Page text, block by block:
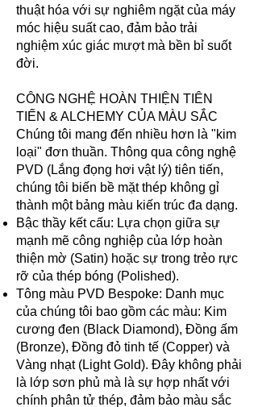
thuật hóa với sự nghiêm ngặt của máy
móc hiệu suất cao, đảm bảo trải
nghiệm xúc giác mượt mà bền bỉ suốt
đời.
CÔNG NGHỆ HOÀN THIỆN TIÊN
TIẾN & ALCHEMY CỦA MÀU SẮC
Chúng tôi mang đến nhiều hơn là "kim
loại" đơn thuần. Thông qua công nghệ
PVD (Lắng đọng hơi vật lý) tiên tiến,
chúng tôi biến bề mặt thép không gỉ
thành một bảng màu kiến trúc đa dạng.
Bậc thầy kết cấu: Lựa chọn giữa sự
mạnh mẽ công nghiệp của lớp hoàn
thiện mờ (Satin) hoặc sự trong trẻo rực
rỡ của thép bóng (Polished).
Tông màu PVD Bespoke: Danh mục
của chúng tôi bao gồm các màu: Kim
cương đen (Black Diamond), Đồng ấm
(Bronze), Đồng đỏ tinh tế (Copper) và
Vàng nhạt (Light Gold). Đây không phải
là lớp sơn phủ mà là sự hợp nhất với
chính phân tử thép, đảm bảo màu sắc